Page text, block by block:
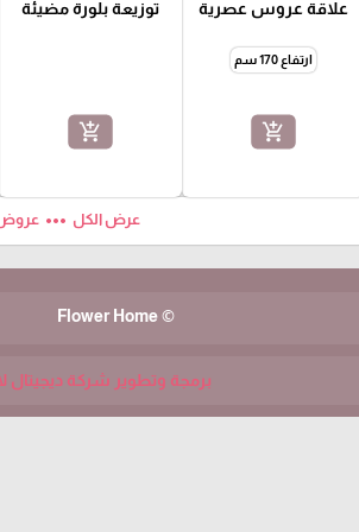
علاقة عروس عصرية
ارتفاع 170 سم
add_shopping_cart
توزيعة بلورة مضيئة
add_shopping_cart
عرض الكل more_horiz عروض
© Flower Home
برمجة وتطوير شركة ديجيتال